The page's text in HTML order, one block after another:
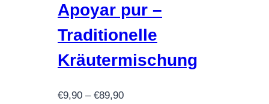
auf
der
Apoyar pur –
Traditionelle
Kräutermischung
€9,90 – €89,90Preisspanne: